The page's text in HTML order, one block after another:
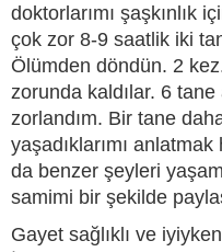
doktorlarımı şaşkınlık
çok zor 8-9 saatlik iki
Ölümden döndün. 2
zorunda kaldılar. 6
zorlandım. Bir tane
yaşadıklarımı
da benzer şeyleri
samimi bir şekilde
Gayet sağlıklı ve